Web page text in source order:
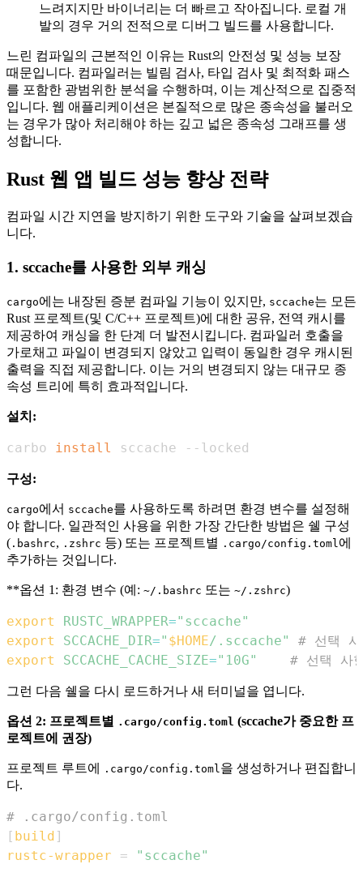
느려지지만 바이너리는 더 빠르고 작아집니다. 로컬 개
발의 경우 거의 전적으로 디버그 빌드를 사용합니다.
느린 컴파일의 근본적인 이유는 Rust의 안전성 및 성능 보장
때문입니다. 컴파일러는 빌림 검사, 타입 검사 및 최적화 패스
를 포함한 광범위한 분석을 수행하며, 이는 계산적으로 집중적
입니다. 웹 애플리케이션은 본질적으로 많은 종속성을 불러오
는 경우가 많아 처리해야 하는 깊고 넓은 종속성 그래프를 생
성합니다.
Rust 웹 앱 빌드 성능 향상 전략
컴파일 시간 지연을 방지하기 위한 도구와 기술을 살펴보겠습
니다.
1. sccache를 사용한 외부 캐싱
cargo에는 내장된 증분 컴파일 기능이 있지만, sccache는 모든
Rust 프로젝트(및 C/C++ 프로젝트)에 대한 공유, 전역 캐시를
제공하여 캐싱을 한 단계 더 발전시킵니다. 컴파일러 호출을
가로채고 파일이 변경되지 않았고 입력이 동일한 경우 캐시된
출력을 직접 제공합니다. 이는 거의 변경되지 않는 대규모 종
속성 트리에 특히 효과적입니다.
설치:
carbo install sccache --locked
구성:
cargo에서 sccache를 사용하도록 하려면 환경 변수를 설정해
야 합니다. 일관적인 사용을 위한 가장 간단한 방법은 쉘 구성
( .bashrc, .zshrc 등) 또는 프로젝트별 .cargo/config.toml에
추가하는 것입니다.
**옵션 1: 환경 변수 (예: ~/.bashrc 또는 ~/.zshrc)
export RUSTC_WRAPPER="sccache"
export
SCCACHE_DIR=" $HOME/.sccache"
# 선택
export
SCCACHE_CACHE_SIZE="10G" # 선택 사
그런 다음 쉘을 다시 로드하거나 새 터미널을 엽니다.
옵션 2: 프로젝트별 .cargo/config.toml (sccache가 중요한 프
로젝트에 권장)
프로젝트 루트에 .cargo/config.toml을 생성하거나 편집합니
다.
# .cargo/config.toml
[ build ]
rustc-wrapper
= "sccache"